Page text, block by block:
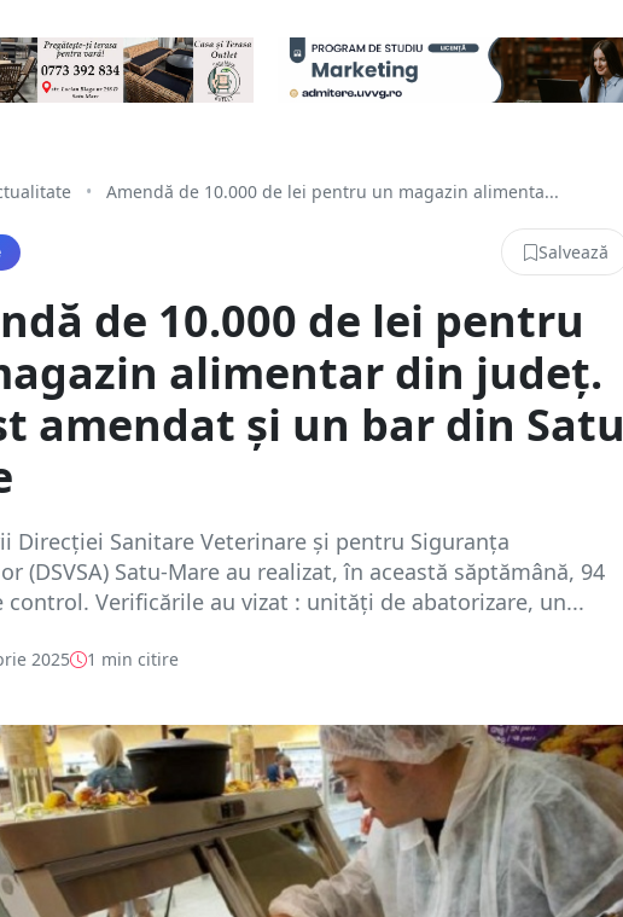
• Amendă de 10.000 de lei pentru un magazin alimenta...
Salvează
de 10.000 de lei pentru
alimentar din județ.
amendat și un bar din Satu
Direcției Sanitare Veterinare și pentru Siguranța
(DSVSA) Satu-Mare au realizat, în această săptămână, 94
control. Verificările au vizat : unități de abatorizare, un...
2025 1 min citire